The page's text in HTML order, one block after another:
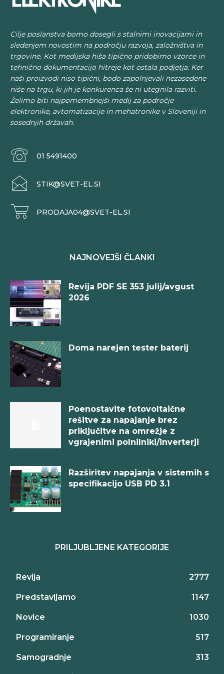
Cilje poslanstva bomo dosegli s stalnimi inovacijami in
sledenjem novostim na področju razvoja, založništva in
trgovine. Kot medijska hiša tipično pridobimo vzorce in
tehnično dokumentacijo hitreje kot ostala podjetja. Ker
naši proizvodi niso tipični, bodo zapolnjevali nezasedene
niše na trgu, ki jih je konkurenca še ni utegnila razviti.
Želimo biti najpomembnejši medij za področje
elektronike, avtomatizacije in mehatronike v Sloveniji in
sosednjih državah.
01 5491400
STIK@SVET-EL.SI
PRODAJA04@SVET-EL.SI
NAJNOVEJŠI ČLANKI
Revija PDF SE 353 julij/avgust
2026
Doma narejen tester baterij
Poenostavite fotovoltaične
rešitve za napajanje brez
priključitve na omrežje z
vgrajenimi polnilniki/inverterji
Razširitev napajanja v sistemih s
specifikacijo USB PD 3.1
PRILJUBLJENE KATEGORIJE
Revija 2777
Predstavljamo 1147
Novice 1030
Programiranje 517
Samogradnje 313